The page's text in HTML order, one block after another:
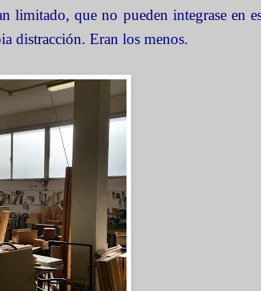
que no pueden integrase en
distracción. Eran los menos.